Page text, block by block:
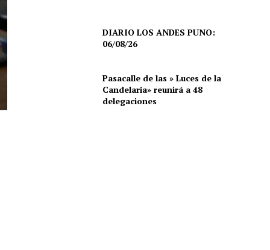
DIARIO LOS ANDES PUNO:
06/08/26
Pasacalle de las » Luces de la
Candelaria» reunirá a 48
delegaciones